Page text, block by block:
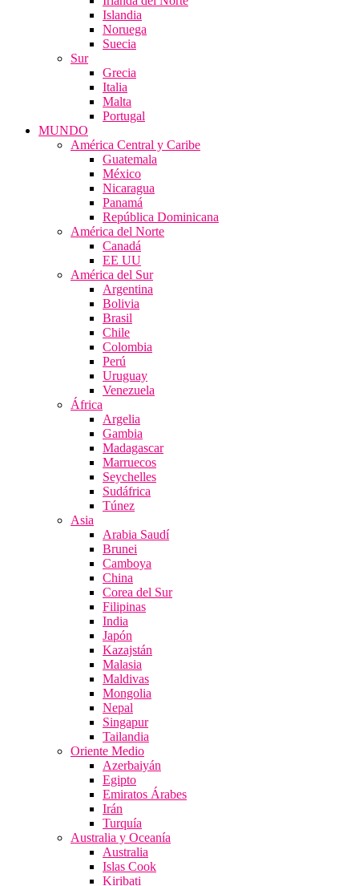
Islandia
Noruega
Suecia
Sur
Grecia
Italia
Malta
Portugal
MUNDO
América Central y Caribe
Guatemala
México
Nicaragua
Panamá
República Dominicana
América del Norte
Canadá
EE UU
América del Sur
Argentina
Bolivia
Brasil
Chile
Colombia
Perú
Uruguay
Venezuela
África
Argelia
Gambia
Madagascar
Marruecos
Seychelles
Sudáfrica
Túnez
Asia
Arabia Saudí
Brunei
Camboya
China
Corea del Sur
Filipinas
India
Japón
Kazajstán
Malasia
Maldivas
Mongolia
Nepal
Singapur
Tailandia
Oriente Medio
Azerbaiyán
Egipto
Emiratos Árabes
Irán
Turquía
Australia y Oceanía
Australia
Islas Cook
Kiribati